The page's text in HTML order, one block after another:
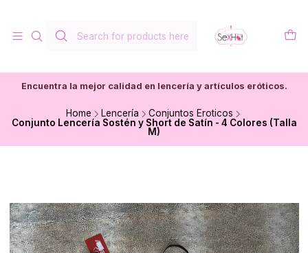
Encuentra la mejor calidad en lencería y artículos eróticos.
Home Lencería
Conjuntos Eroticos
Conjunto Lencería Sostén y Short de Satín - 4 Colores (Talla
M)